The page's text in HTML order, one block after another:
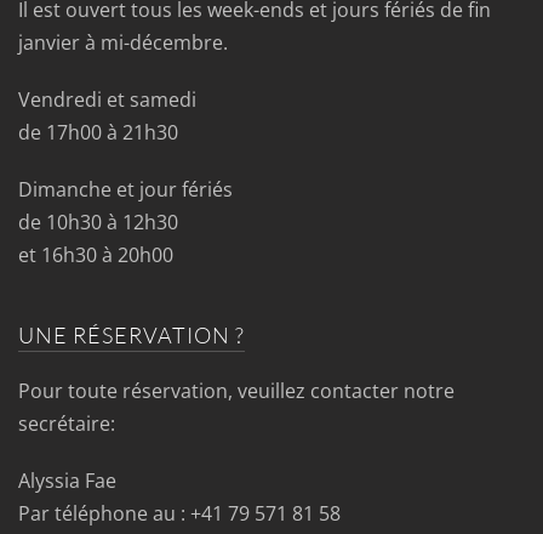
Il est ouvert tous les week-ends et jours fériés de fin
janvier à mi-décembre.
Vendredi et samedi
de 17h00 à 21h30
Dimanche et jour fériés
de 10h30 à 12h30
et 16h30 à 20h00
UNE RÉSERVATION ?
Pour toute réservation, veuillez contacter notre
secrétaire:
Alyssia Fae
Par téléphone au : +41 79 571 81 58